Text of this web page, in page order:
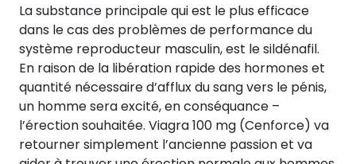
La substance principale qui est le plus efficace
dans le cas des problèmes de performance du
système reproducteur masculin, est le sildénafil.
En raison de la libération rapide des hormones et
quantité nécessaire d’afflux du sang vers le pénis,
un homme sera excité, en conséquance –
l’érection souhaitée. Viagra 100 mg (Cenforce) va
retourner simplement l’ancienne passion et va